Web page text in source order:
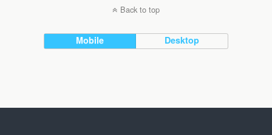
Back to top
Mobile Desktop